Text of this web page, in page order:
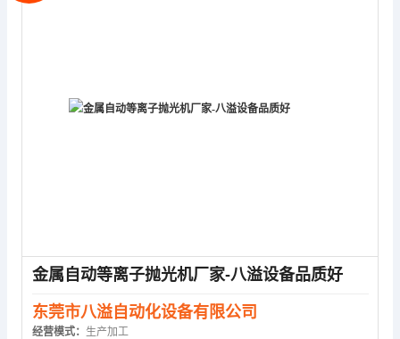
金属自动等离子抛光机厂家-八溢设备品质好
东莞市八溢自动化设备有限公司
经营模式： 生产加工